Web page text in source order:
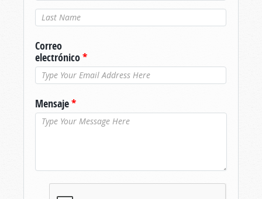
Apellido*
Correo
electrónico*
Mensaje*